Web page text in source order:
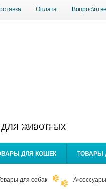
Оплата
животных
ДЛЯ КОШЕК ТОВАРЫ
для собак